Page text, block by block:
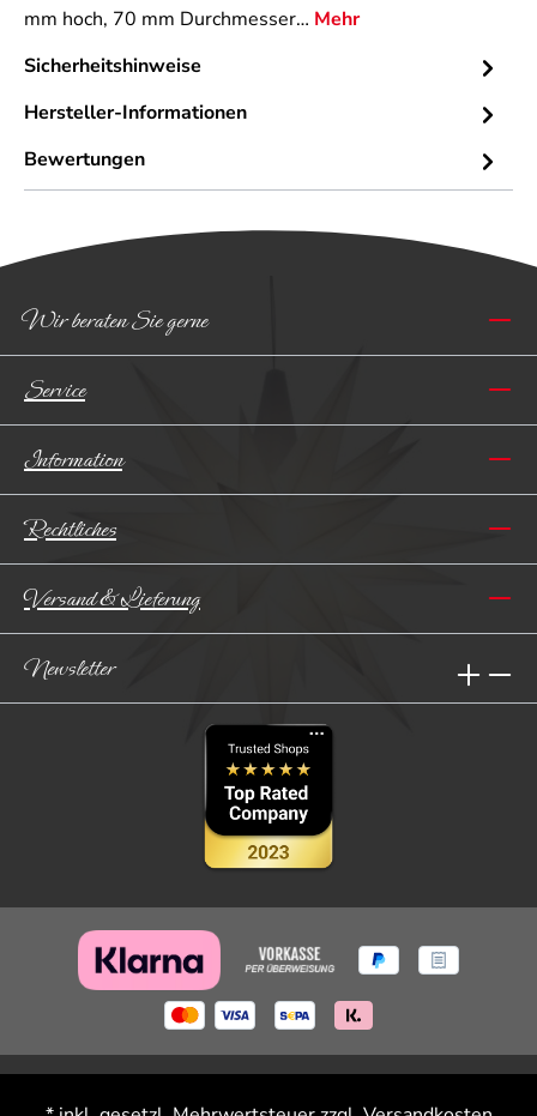
mm hoch, 70 mm Durchmesser… Mehr
Sicherheitshinweise
Hersteller-Informationen
Bewertungen
Wir beraten Sie gerne
Service
Information
Rechtliches
Versand & Lieferung
Newsletter